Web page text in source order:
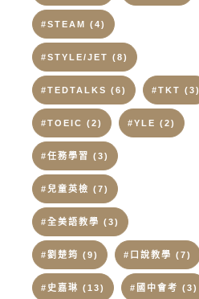
#STEAM (4)
#STYLE/JET (8)
#TEDTALKS (6) #TKT (3)
#TOEIC (2) #YLE (2)
#任務學習 (3)
#兒童英檢 (7)
#全美語教學 (3)
#劉楚筠 (9) #口說教學 (7)
#史嘉琳 (13) #國中會考 (3)